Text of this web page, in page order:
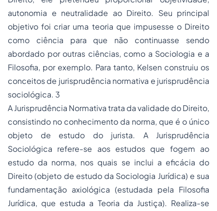
autonomia e neutralidade ao Direito. Seu principal
objetivo foi criar uma teoria que impusesse o Direito
como ciência para que não continuasse sendo
abordado por outras ciências, como a Sociologia e a
Filosofia, por exemplo. Para tanto, Kelsen construiu os
conceitos de jurisprudência normativa e jurisprudência
sociológica. 3
A Jurisprudência Normativa trata da validade do Direito,
consistindo no conhecimento da norma, que é o único
objeto de estudo do jurista. A Jurisprudência
Sociológica refere-se aos estudos que fogem ao
estudo da norma, nos quais se inclui a eficácia do
Direito (objeto de estudo da Sociologia Jurídica) e sua
fundamentação axiológica (estudada pela Filosofia
Jurídica, que estuda a Teoria da Justiça). Realiza-se